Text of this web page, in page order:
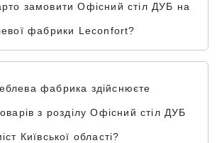
замовити Офісний стіл ДУБ на
фабрики Leconfort?
фабрика здійснюєте
з розділу Офісний стіл ДУБ
Київської області?